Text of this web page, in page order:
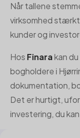
Når tallene
virksomhed stærkt
kunder og
Hos Finarakan
bogholdere i
dokumentation,
Det er hurtigt,
investering, du